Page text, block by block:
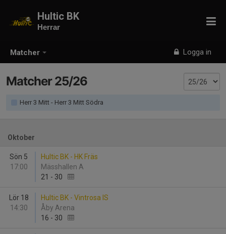
Matcher Logga in
Hultic BK
Herrar
Matcher 25/26
Herr 3 Mitt - Herr 3 Mitt Södra
Oktober
Sön 5
17:00
Hultic BK - HK Fräs
Mässhallen A
21 - 30
Lör 18
14:30
Hultic BK - Vintrosa IS
Åby Arena
16 - 30